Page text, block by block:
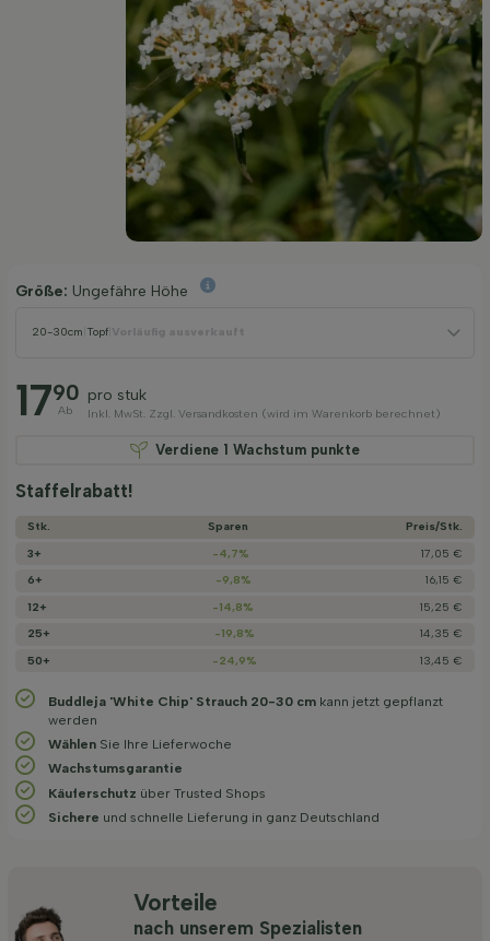
Größe: Ungefähre Höhe
20-30cm Topf
1790
Ab
pro stuk
Inkl. MwSt. Zzgl. Versandkosten (wird im Warenkorb berechnet)
Verdiene 1 Wachstum punkte
Staffelrabatt!
Stk. Sparen
Preis/­Stk.
3+
-4,7%
17,05 €
6+
-9,8%
16,15 €
12+
-14,8%
15,25 €
25+
-19,8%
14,35 €
50+
-24,9% 13,45 €
Buddleja 'White Chip' Strauch 20-30 cm kann jetzt gepflanzt
werden
Wählen Sie Ihre Lieferwoche
Wachstums­garantie
Käuferschutz über Trusted Shops
Sichere und schnelle Lieferung in ganz Deutschland
Vorteile
nach unserem Spezialisten